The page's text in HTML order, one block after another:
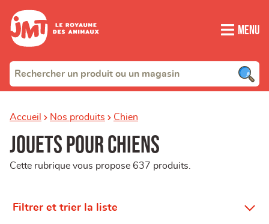
Menu
Accueil Nos produits Chien
Jouets pour chiens
Cette rubrique vous propose 637 produits.
Filtrer et trier la liste